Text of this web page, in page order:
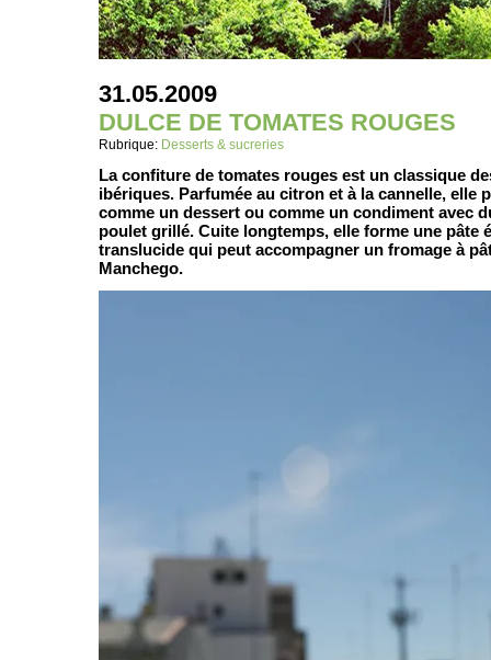
31.05.2009
DULCE DE TOMATES ROUGES
Rubrique: Desserts & sucreries
La confiture de tomates rouges est un classique
ibériques. Parfumée au citron et à la cannelle, elle
comme un dessert ou comme un condiment avec
poulet grillé. Cuite longtemps, elle forme une pâte
translucide qui peut accompagner un fromage à
Manchego.